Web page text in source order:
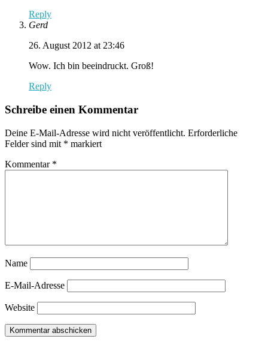
Reply
Gerd
26. August 2012 at 23:46
Wow. Ich bin beeindruckt. Groß!
Reply
Schreibe einen Kommentar
Deine E-Mail-Adresse wird nicht veröffentlicht. Erforderliche
Felder sind mit * markiert
Kommentar *
Name
E-Mail-Adresse
Website